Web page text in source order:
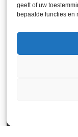
geeft of uw
bepaalde functies en
Di -
Do:
Vrij: